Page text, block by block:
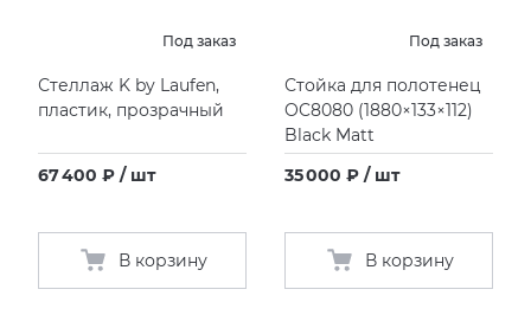
Под заказ
Стеллаж K by Laufen,
пластик, прозрачный
67 400 ₽ / шт
В корзину
Под заказ
Стойка для полотенец
OC8080 (1880×133×112)
Black Matt
35 000 ₽ / шт
В корзину